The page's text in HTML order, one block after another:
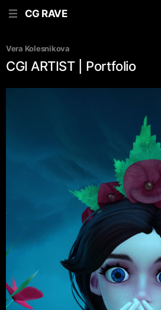
CG RAVE
Vera Kolesnikova
CGI ARTIST | Portfolio